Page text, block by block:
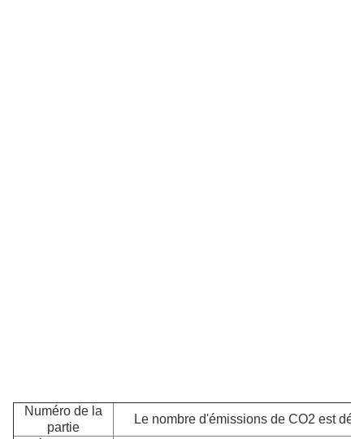
Numéro de la
partie
Le nombre d'émissions de CO2 est